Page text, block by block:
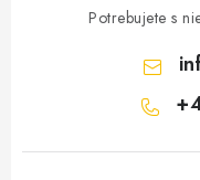
Potrebujete s